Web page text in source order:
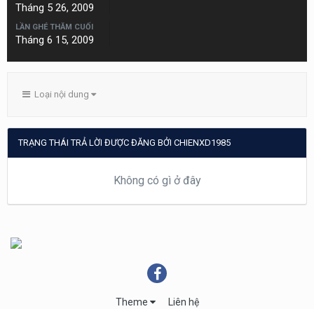
Tháng 5 26, 2009
LẦN GHÉ THĂM CUỐI
Tháng 6 15, 2009
Loại nội dung
TRẠNG THÁI TRẢ LỜI ĐƯỢC ĐĂNG BỞI CHIENXD1985
Không có gì ở đây
Theme Liên hệ